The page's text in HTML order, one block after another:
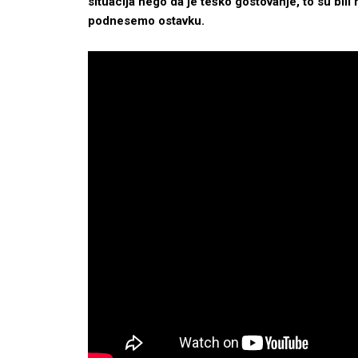
podnesemo ostavku.